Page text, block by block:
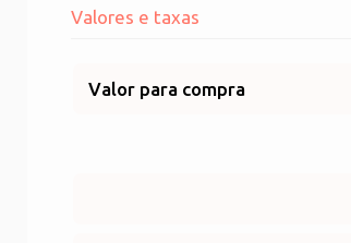
Valores e taxas
Valor para compra